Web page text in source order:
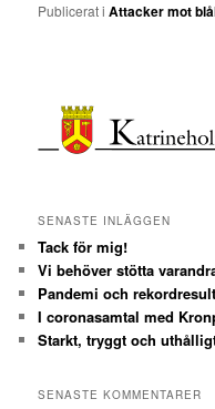
Publicerat i Attacker mot
SENASTE INLÄGGEN
Tack för mig!
Vi behöver stötta
Pandemi och
I coronasamtal med
Starkt, tryggt och
SENASTE KOMMENTARER